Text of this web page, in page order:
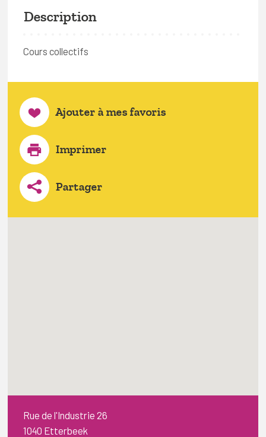
Description
Cours collectifs
Ajouter à mes favoris
Imprimer
Partager
Rue de l'Industrie 26
1040 Etterbeek